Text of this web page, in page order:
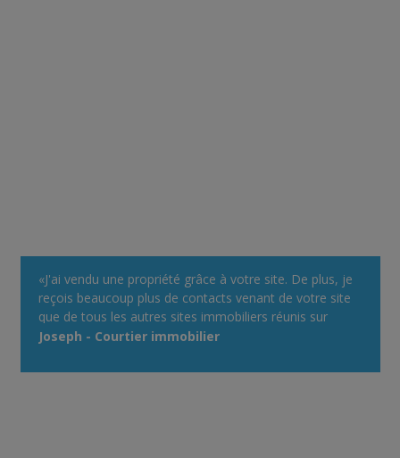
«J'ai vendu une propriété grâce à votre site. De plus, je
reçois beaucoup plus de contacts venant de votre site
que de tous les autres sites immobiliers réunis sur
lequel je m'annonce comme courtier. Votre système
Joseph - Courtier immobilier